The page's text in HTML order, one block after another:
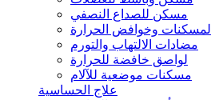
مسكن للصداع النصفي
المسكنات وخوافض الحرارة
مضادات الالتهاب والتورم
لواصق خافضة للحرارة
مسكنات موضعية للآلام
علاج الحساسية